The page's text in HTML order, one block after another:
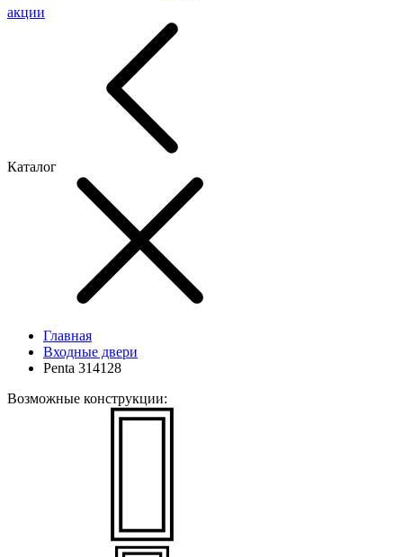
акции
Каталог
Главная
Входные двери
Penta 314128
Возможные конструкции: